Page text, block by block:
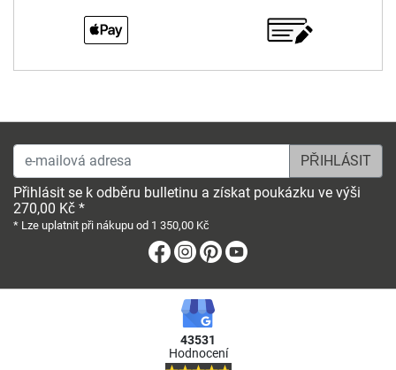
e-mailová adresa
Přihlásit se k odběru bulletinu a získat poukázku ve výši
270,00 Kč *
* Lze uplatnit při nákupu od 1 350,00 Kč
Facebook
Instagram
Pinterest
43531
Hodnocení